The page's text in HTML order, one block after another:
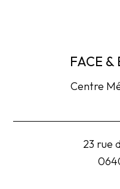
FACE &
Centre
23 rue